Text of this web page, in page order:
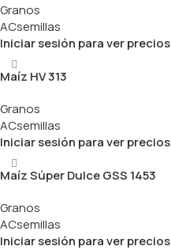
Granos
ACsemillas
Iniciar sesión para ver precios
Maíz HV 313
Granos
ACsemillas
Iniciar sesión para ver precios
Maíz Súper Dulce GSS 1453
Granos
ACsemillas
Iniciar sesión para ver precios